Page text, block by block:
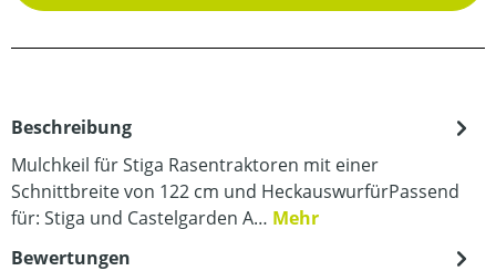
Beschreibung
Mulchkeil für Stiga Rasentraktoren mit einer
Schnittbreite von 122 cm und HeckauswurfürPassend
für: Stiga und Castelgarden A… Mehr
Bewertungen